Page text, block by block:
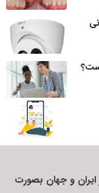
ایران و جهان بصورت